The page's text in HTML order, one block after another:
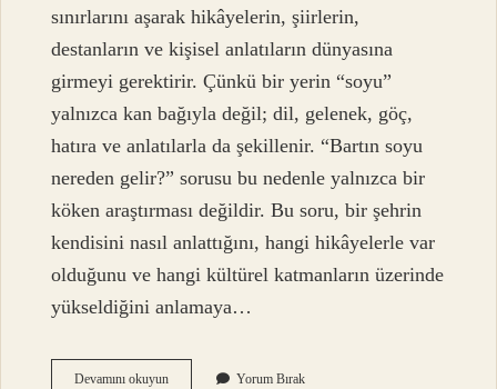
sınırlarını aşarak hikâyelerin, şiirlerin,
destanların ve kişisel anlatıların dünyasına
girmeyi gerektirir. Çünkü bir yerin “soyu”
yalnızca kan bağıyla değil; dil, gelenek, göç,
hatıra ve anlatılarla da şekillenir. “Bartın soyu
nereden gelir?” sorusu bu nedenle yalnızca bir
köken araştırması değildir. Bu soru, bir şehrin
kendisini nasıl anlattığını, hangi hikâyelerle var
olduğunu ve hangi kültürel katmanların üzerinde
yükseldiğini anlamaya…
Devamını okuyunBartın
Yorum Bırak